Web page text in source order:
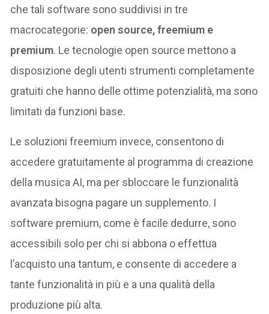
che tali software sono suddivisi in tre
macrocategorie: open source, freemium e
premium. Le tecnologie open source mettono a
disposizione degli utenti strumenti completamente
gratuiti che hanno delle ottime potenzialità, ma sono
limitati da funzioni base.
Le soluzioni freemium invece, consentono di
accedere gratuitamente al programma di creazione
della musica AI, ma per sbloccare le funzionalità
avanzata bisogna pagare un supplemento. I
software premium, come è facile dedurre, sono
accessibili solo per chi si abbona o effettua
l’acquisto una tantum, e consente di accedere a
tante funzionalità in più e a una qualità della
produzione più alta.